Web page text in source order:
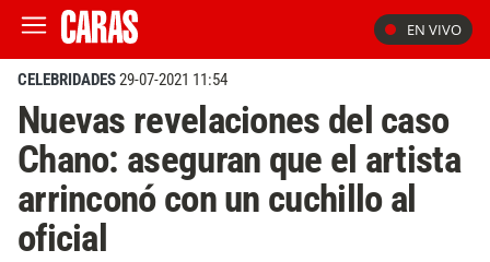
EN VIVO
CELEBRIDADES29-07-2021 11:54
Nuevas revelaciones del caso
Chano: aseguran que el artista
arrinconó con un cuchillo al
oficial